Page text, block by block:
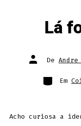
Lá
Autor
do De Andre
Categorias
Em
Acho curiosa a